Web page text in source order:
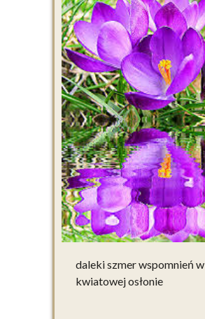
daleki szmer wspomnień w
kwiatowej osłonie